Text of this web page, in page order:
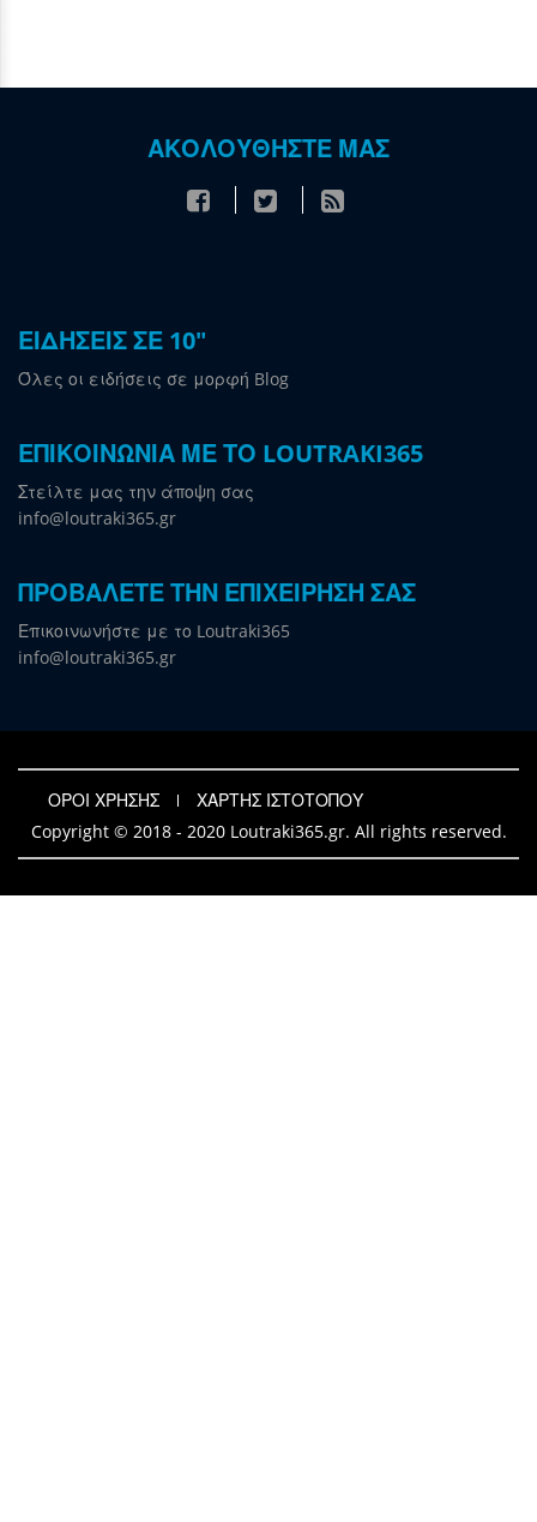
ΑΚΟΛΟΥΘΗΣΤΕ ΜΑΣ
ΕΙΔΗΣΕΙΣ ΣΕ 10"
Όλες οι ειδήσεις σε μορφή Blog
ΕΠΙΚΟΙΝΩΝΙΑ ΜΕ ΤΟ LOUTRAKI365
Στείλτε μας την άποψη σας
info@loutraki365.gr
ΠΡΟΒΑΛΕΤΕ ΤΗΝ ΕΠΙΧΕΙΡΗΣΗ ΣΑΣ
Επικοινωνήστε με το Loutraki365
info@loutraki365.gr
ΟΡΟΙ ΧΡΗΣΗΣ
ΧΑΡΤΗΣ ΙΣΤΟΤΟΠΟΥ
Copyright © 2018 - 2020 Loutraki365.gr. All rights reserved.